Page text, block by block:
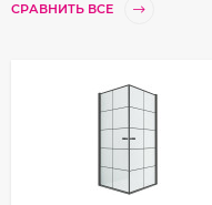
СРАВНИТЬ ВСЕ